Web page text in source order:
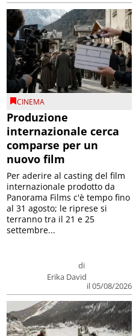
CINEMA
Produzione
internazionale cerca
comparse per un
nuovo film
di
Erika David
il 05/08/2026
Per aderire al casting del film
internazionale prodotto da
Panorama Films c'è tempo fino
al 31 agosto; le riprese si
terranno tra il 21 e 25
settembre...